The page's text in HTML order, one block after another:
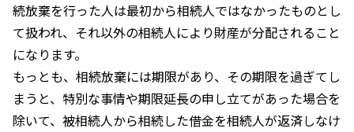
続放棄を行った人は最初から相続人ではなかったものとし
て扱われ、それ以外の相続人により財産が分配されること
になります。
もっとも、相続放棄には期限があり、その期限を過ぎてし
まうと、特別な事情や期限延長の申し立てがあった場合を
除いて、被相続人から相続した借金を相続人が返済しなけ